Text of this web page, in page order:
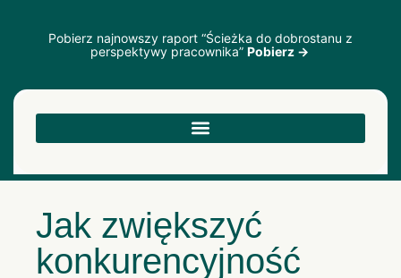
Pobierz najnowszy raport “Ścieżka do dobrostanu z
perspektywy pracownika” Pobierz →
Jak zwiększyć
konkurencyjność